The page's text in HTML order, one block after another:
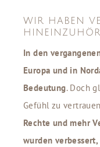
WIR HABEN
In den
Europa und in
Bedeutung. Doch
Gefühl zu
Rechte und mehr
wurden